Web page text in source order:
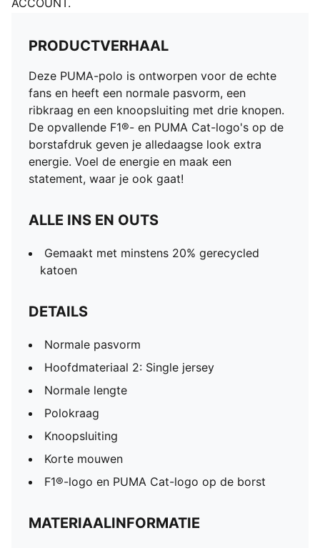
ACCOUNT.
PRODUCTVERHAAL
Deze PUMA-polo is ontworpen voor de echte
fans en heeft een normale pasvorm, een
ribkraag en een knoopsluiting met drie knopen.
De opvallende F1®- en PUMA Cat-logo's op de
borstafdruk geven je alledaagse look extra
energie. Voel de energie en maak een
statement, waar je ook gaat!
ALLE INS EN OUTS
Gemaakt met minstens 20% gerecycled
katoen
DETAILS
Normale pasvorm
Hoofdmateriaal 2: Single jersey
Normale lengte
Polokraag
Knoopsluiting
Korte mouwen
F1®-logo en PUMA Cat-logo op de borst
MATERIAALINFORMATIE